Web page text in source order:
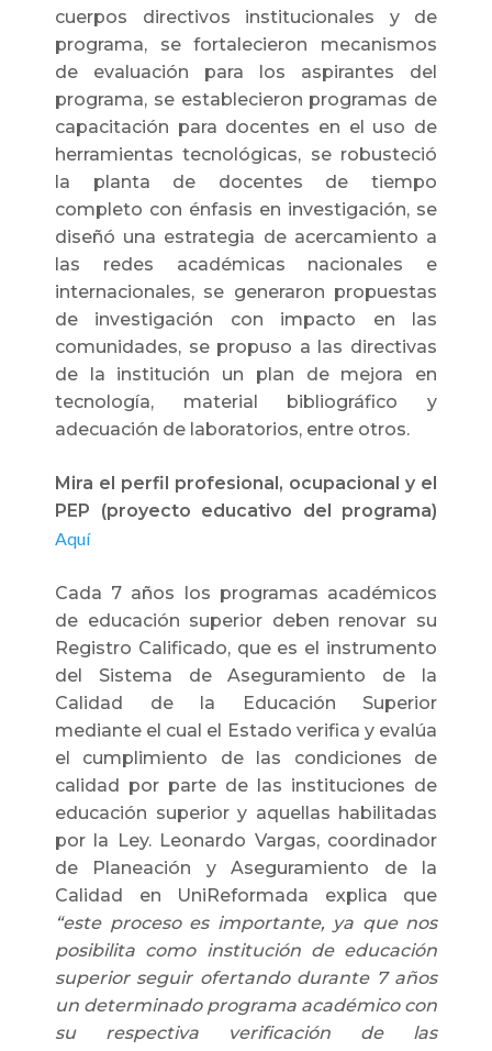
cuerpos directivos institucionales y de
programa, se fortalecieron mecanismos
de evaluación para los aspirantes del
programa, se establecieron programas de
capacitación para docentes en el uso de
herramientas tecnológicas, se robusteció
la planta de docentes de tiempo
completo con énfasis en investigación, se
diseñó una estrategia de acercamiento a
las redes académicas nacionales e
internacionales, se generaron propuestas
de investigación con impacto en las
comunidades, se propuso a las directivas
de la institución un plan de mejora en
tecnología, material bibliográfico y
adecuación de laboratorios, entre otros.
Mira el perfil profesional, ocupacional y el
PEP (proyecto educativo del programa)
Aquí
Cada 7 años los programas académicos
de educación superior deben renovar su
Registro Calificado, que es el instrumento
del Sistema de Aseguramiento de la
Calidad de la Educación Superior
mediante el cual el Estado verifica y evalúa
el cumplimiento de las condiciones de
calidad por parte de las instituciones de
educación superior y aquellas habilitadas
por la Ley. Leonardo Vargas, coordinador
de Planeación y Aseguramiento de la
Calidad en UniReformada explica que
“este proceso es importante, ya que nos
posibilita como institución de educación
superior seguir ofertando durante 7 años
un determinado programa académico con
su respectiva verificación de las